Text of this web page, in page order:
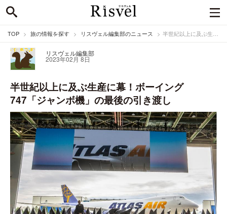
TOP 旅の情報を探す リスヴェル編集部のニュース 半世紀以上に及ぶ生産に幕！ボーイング747「ジャンボ機」の最後の引き渡し
リスヴェル編集部
2023年02月 8日
半世紀以上に及ぶ生産に幕！ボーイング
747「ジャンボ機」の最後の引き渡し